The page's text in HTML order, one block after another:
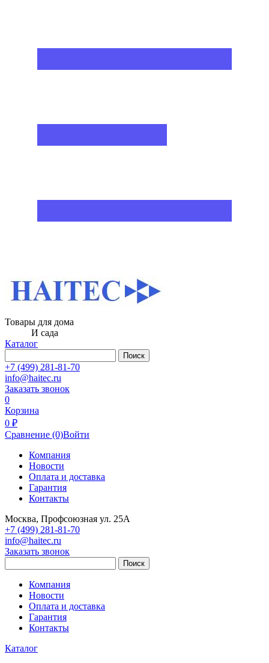
Товары для дома
И сада
Каталог
Поиск
+7 (499) 281-81-70
info@haitec.ru
Заказать звонок
0
Корзина
0 ₽
Сравнение (0)Войти
Компания
Новости
Оплата и доставка
Гарантия
Контакты
Москва, Профсоюзная ул. 25А
+7 (499) 281-81-70
info@haitec.ru
Заказать звонок
Поиск
Компания
Новости
Оплата и доставка
Гарантия
Контакты
Каталог